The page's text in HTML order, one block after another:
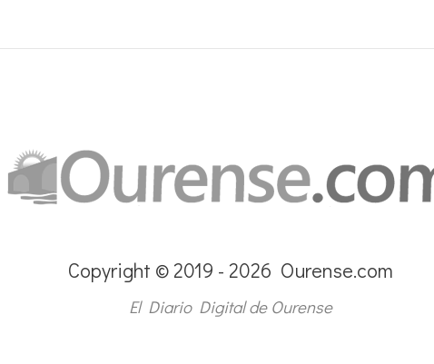
Copyright © 2019 - 2026 Ourense.com
El Diario Digital de Ourense